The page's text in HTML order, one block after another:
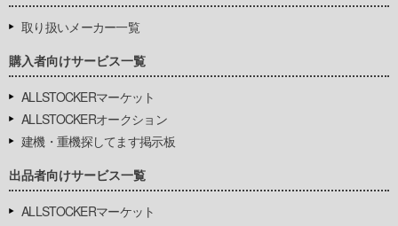
取り扱いメーカー一覧
購入者向けサービス一覧
ALLSTOCKERマーケット
ALLSTOCKERオークション
建機・重機探してます掲示板
出品者向けサービス一覧
ALLSTOCKERマーケット